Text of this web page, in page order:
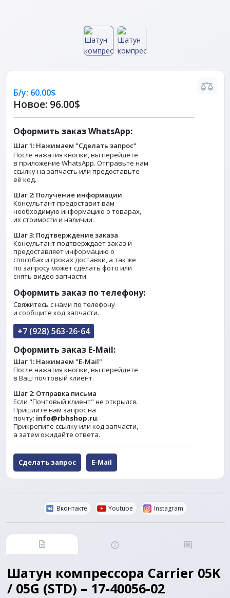
Б/у: 60.00$
Новое: 96.00$
Оформить заказ WhatsApp:
Шаг 1: Нажимаем "Сделать запрос"
После нажатия кнопки, вы перейдете
в приложение WhatsApp. Отправьте нам
ссылку на запчасть или предоставьте
её код.
Шаг 2: Получение информации
Консультант предоставит вам
необходимую информацию о товарах,
их стоимости и наличии.
Шаг 3: Подтверждение заказа
Консультант подтверждает заказ и
предоставляет информацию о
способах и сроках доставки, а так же
по запросу может сделать фото или
снять видео запчасти.
Оформить заказ по телефону:
Свяжитесь с нами по телефону
и сообщите код запчасти.
+7 (928) 563-26-64
Оформить заказ E-Mail:
Шаг 1: Нажимаем "E-Mail"
После нажатия кнопки, вы перейдете
в Ваш почтовый клиент.
Шаг 2: Отправка письма
Если "Почтовый клиент" не открылся.
Пришлите нам запрос на
почту: info@rbhshop.ru.
Прикрепите ссылку или код запчасти,
а затем ожидайте ответа.
Сделать запрос E-Mail
Вконтакте Youtube Instagram
Шатун компрессора Carrier 05K
/ 05G (STD) – 17-40056-02